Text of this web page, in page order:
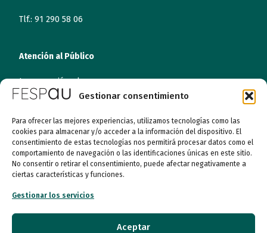
Gestionar consentimiento
Para ofrecer las mejores experiencias, utilizamos tecnologías como las
cookies para almacenar y/o acceder a la información del dispositivo. El
consentimiento de estas tecnologías nos permitirá procesar datos como el
comportamiento de navegación o las identificaciones únicas en este sitio.
No consentir o retirar el consentimiento, puede afectar negativamente a
ciertas características y funciones.
Gestionar los servicios
Aceptar
Tlf.: 91 290 58 06
Atención al Público
Lunes a miércoles
09:00 a 16:00
Jueves (online)
09:00 a 16:00
Viernes (online)
09:00 a 14:00
Quiénes somos